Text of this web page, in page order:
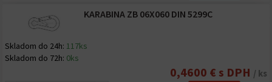
KARABINA ZB 06X060 DIN 5299C
Skladom do 24h: 117ks
Skladom do 72h: 0ks
0,4600 € s DPH / ks